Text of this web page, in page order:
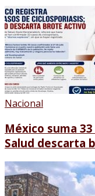
Nacional
México suma
Salud descarta